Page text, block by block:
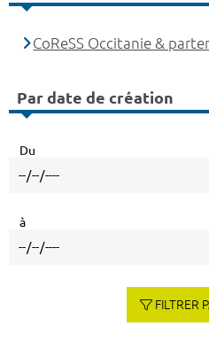
CoReSS Occitanie &
Par date de création
Du
à
FILTRER